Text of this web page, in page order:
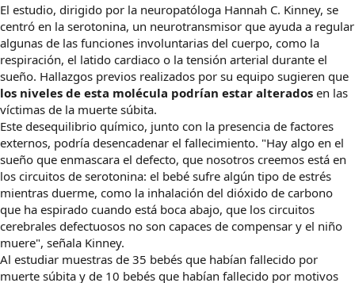
El estudio, dirigido por la neuropatóloga Hannah C. Kinney, se
centró en la serotonina, un neurotransmisor que ayuda a regular
algunas de las funciones involuntarias del cuerpo, como la
respiración, el latido cardiaco o la tensión arterial durante el
sueño. Hallazgos previos realizados por su equipo sugieren que
los niveles de esta molécula podrían estar alterados en las
víctimas de la muerte súbita.
Este desequilibrio químico, junto con la presencia de factores
externos, podría desencadenar el fallecimiento. "Hay algo en el
sueño que enmascara el defecto, que nosotros creemos está en
los circuitos de serotonina: el bebé sufre algún tipo de estrés
mientras duerme, como la inhalación del dióxido de carbono
que ha espirado cuando está boca abajo, que los circuitos
cerebrales defectuosos no son capaces de compensar y el niño
muere", señala Kinney.
Al estudiar muestras de 35 bebés que habían fallecido por
muerte súbita y de 10 bebés que habían fallecido por motivos